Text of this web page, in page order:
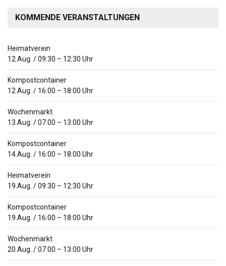
KOMMENDE VERANSTALTUNGEN
Heimatverein
12.Aug. /09:30 – 12:30 Uhr
Kompostcontainer
12.Aug. / 16:00 – 18:00 Uhr
Wochenmarkt
13.Aug. /07:00 – 13:00 Uhr
Kompostcontainer
14.Aug. / 16:00 – 18:00 Uhr
Heimatverein
19.Aug. /09:30 – 12:30 Uhr
Kompostcontainer
19.Aug. / 16:00 – 18:00 Uhr
Wochenmarkt
20.Aug. /07:00 – 13:00 Uhr